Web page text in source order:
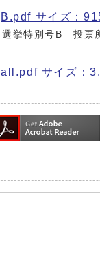
B.pdf サイズ：
選挙特別号B 投票
all.pdf サイズ：